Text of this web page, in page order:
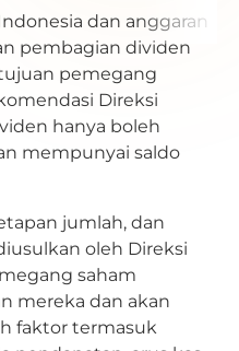
dan anggaran
pembagian dividen
pemegang
Direksi
hanya boleh
mempunyai saldo
jumlah, dan
oleh Direksi
saham
mereka dan akan
faktor termasuk